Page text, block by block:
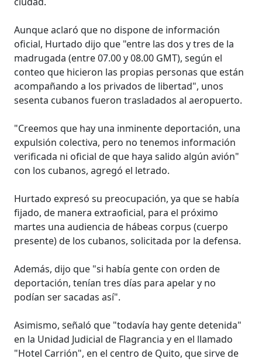
Aunque aclaró que no dispone de información
oficial, Hurtado dijo que "entre las dos y tres de la
madrugada (entre 07.00 y 08.00 GMT), según el
conteo que hicieron las propias personas que están
acompañando a los privados de libertad", unos
sesenta cubanos fueron trasladados al aeropuerto.
"Creemos que hay una inminente deportación, una
expulsión colectiva, pero no tenemos información
verificada ni oficial de que haya salido algún avión"
con los cubanos, agregó el letrado.
Hurtado expresó su preocupación, ya que se había
fijado, de manera extraoficial, para el próximo
martes una audiencia de hábeas corpus (cuerpo
presente) de los cubanos, solicitada por la defensa.
Además, dijo que "si había gente con orden de
deportación, tenían tres días para apelar y no
podían ser sacadas así".
Asimismo, señaló que "todavía hay gente detenida"
en la Unidad Judicial de Flagrancia y en el llamado
"Hotel Carrión", en el centro de Quito, que sirve de